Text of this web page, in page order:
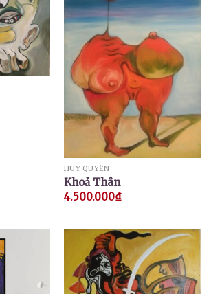
HUY QUYỂN
Khoả Thân
4.500.000₫